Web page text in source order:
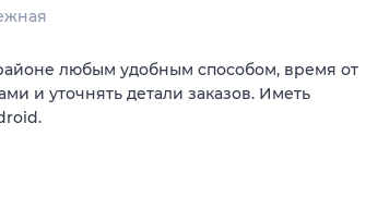
любым удобным способом, время от
и уточнять детали заказов. Иметь